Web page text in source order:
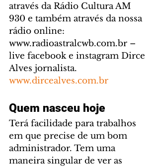
através da Rádio Cultura AM
930 e também através da nossa
rádio online:
www.radioastralcwb.com.br –
live facebook e instagram Dirce
Alves jornalista.
www.dircealves.com.br
Quem nasceu hoje
Terá facilidade para trabalhos
em que precise de um bom
administrador. Tem uma
maneira singular de ver as